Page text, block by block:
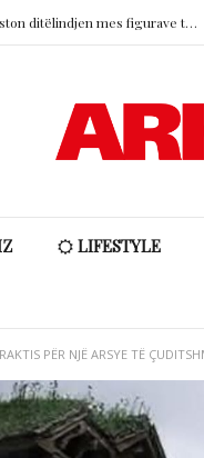
Djali i Grida Dumës feston ditëlindjen mes figurave të njohura të ekranit
Cristiano Ronaldo hap dyert e garazhit luksoz, mahnit me koleksionin milionësh të veturave
Djali i Grida Dumës feston ditëlindjen mes figurave të njohura të ekranit
LIFESTYLE
PËR NJË ARSYE TË